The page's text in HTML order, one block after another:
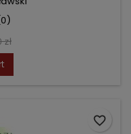
favorite_border